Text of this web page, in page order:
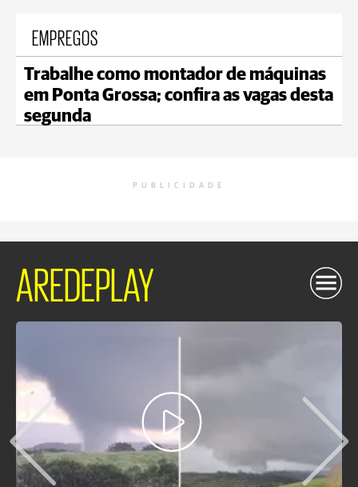
EMPREGOS
Trabalhe como montador de máquinas
em Ponta Grossa; confira as vagas desta
segunda
PUBLICIDADE
AREDEPLAY